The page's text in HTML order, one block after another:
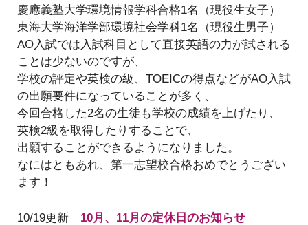
慶應義塾大学環境情報学科合格1名（現役生女子）
東海大学海洋学部環境社会学科1名（現役生男子）
AO入試では入試科目として直接英語の力が試される
ことは少ないのですが、
学校の評定や英検の級、TOEICの得点などがAO入試
の出願要件になっていることが多く、
今回合格した2名の生徒も学校の成績を上げたり、
英検2級を取得したりすることで、
出願することができるようになりました。
なにはともあれ、第一志望校合格おめでとうござい
ます！
10/19更新 10月、11月の定休日のお知らせ